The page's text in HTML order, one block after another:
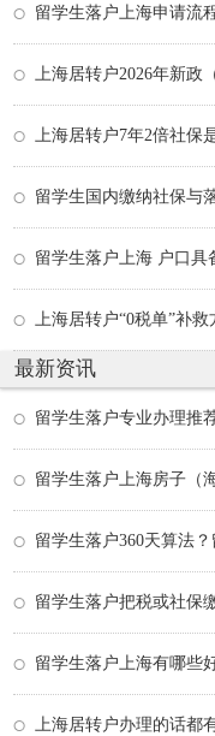
留学生落户上海申请流
上海居转户2026年新政
上海居转户7年2倍社保
留学生国内缴纳社保与
上海居转户“0税单”补
最新资讯
留学生落户专业办理推
留学生落户上海房子（
留学生落户360天算法